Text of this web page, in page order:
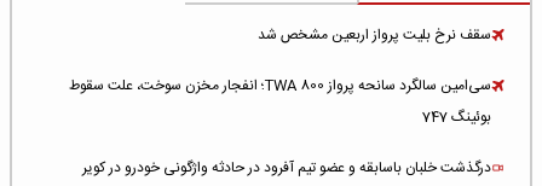
سقف نرخ بلیت پرواز اربعین مشخص شد
سی‌امین سالگرد سانحه پرواز TWA 800؛ انفجار مخزن سوخت، علت سقوط
بوئینگ 747
درگذشت خلبان باسابقه و عضو تیم آفرود در حادثه واژگونی خودرو در کویر